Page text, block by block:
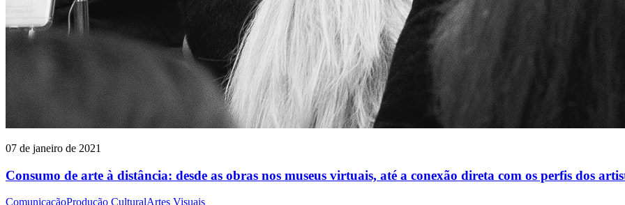
07 de janeiro de 2021
Consumo de arte à distância: desde as obras nos museus virtuais, até a conexão direta com os perfis dos
ComunicaçãoProdução CulturalArtes Visuais